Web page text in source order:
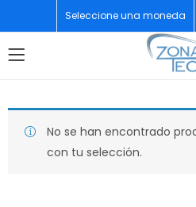
Seleccione una moneda
No se han encontrado
con tu selección.